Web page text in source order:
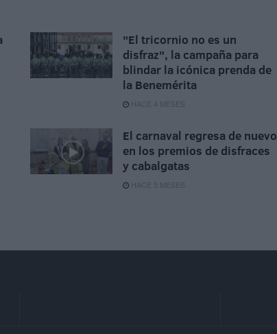
"El tricornio no es un
disfraz", la campaña para
blindar la icónica prenda de
la Benemérita
HACE 4 MESES
El carnaval regresa de nuevo
en los premios de disfraces
y cabalgatas
HACE 5 MESES